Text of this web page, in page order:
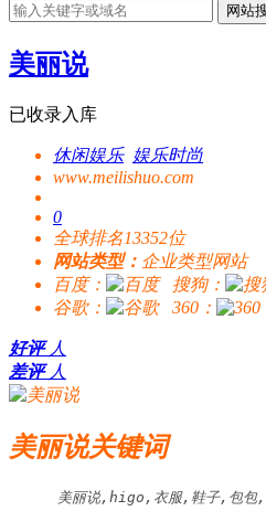
网站
美丽说
已收录入库
休闲娱乐 娱乐时尚
www.meilishuo.com
0
全球排名13352位
网站类型： 企业类型网站
百度：
搜狗：
谷歌：
360：
好评 人
差评 人
美丽说关键词
美丽说,higo,衣服,鞋子,包包